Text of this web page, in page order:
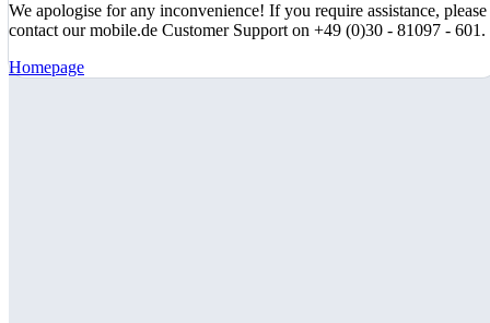
We apologise for any inconvenience! If you require assistance, please
contact our mobile.de Customer Support on +49 (0)30 - 81097 - 601.
Homepage